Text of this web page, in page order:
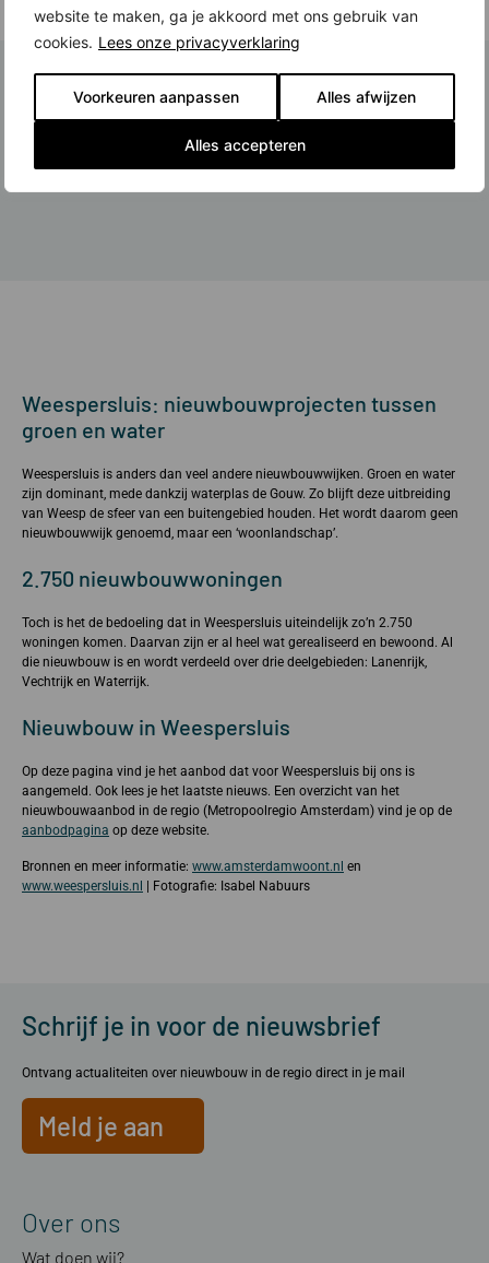
website te maken, ga je akkoord met ons gebruik van
cookies. Lees onze privacyverklaring
Voorkeuren aanpassen Alles afwijzen
Alles accepteren
Laatste nieuws
Weespersluis: nieuwbouwprojecten tussen
groen en water
Weespersluis is anders dan veel andere nieuwbouwwijken. Groen en water
zijn dominant, mede dankzij waterplas de Gouw. Zo blijft deze uitbreiding
van Weesp de sfeer van een buitengebied houden. Het wordt daarom geen
nieuwbouwwijk genoemd, maar een ‘woonlandschap’.
2.750 nieuwbouwwoningen
Toch is het de bedoeling dat in Weespersluis uiteindelijk zo’n 2.750
woningen komen. Daarvan zijn er al heel wat gerealiseerd en bewoond. Al
die nieuwbouw is en wordt verdeeld over drie deelgebieden: Lanenrijk,
Vechtrijk en Waterrijk.
Nieuwbouw in Weespersluis
Op deze pagina vind je het aanbod dat voor Weespersluis bij ons is
aangemeld. Ook lees je het laatste nieuws. Een overzicht van het
nieuwbouwaanbod in de regio (Metropoolregio Amsterdam) vind je op de
aanbodpagina op deze website.
Bronnen en meer informatie: www.amsterdamwoont.nl en
www.weespersluis.nl | Fotografie: Isabel Nabuurs
Schrijf je in voor de nieuwsbrief
Ontvang actualiteiten over nieuwbouw in de regio direct in je mail
Meld je aan
Over ons
Wat doen wij?